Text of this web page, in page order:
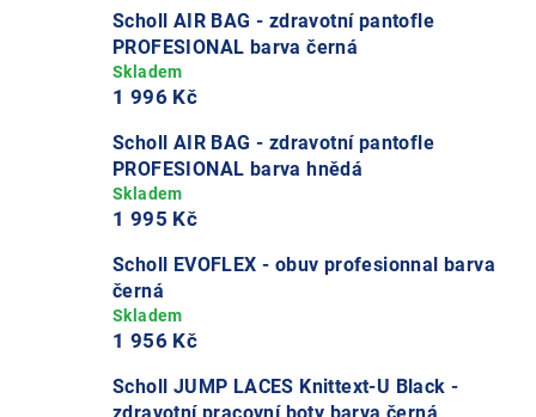
Scholl AIR BAG - zdravotní pantofle
PROFESIONAL barva černá
1 996 Kč
Scholl AIR BAG - zdravotní pantofle
PROFESIONAL barva hnědá
1 995 Kč
Scholl EVOFLEX - obuv profesionnal barva
černá
1 956 Kč
Scholl JUMP LACES Knittext-U Black -